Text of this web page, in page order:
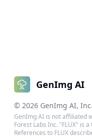
GenImg AI
© 2026 GenImg AI,
GenImg AI is not affiliated
Forest Labs Inc. "FLUX" is
References to FLUX